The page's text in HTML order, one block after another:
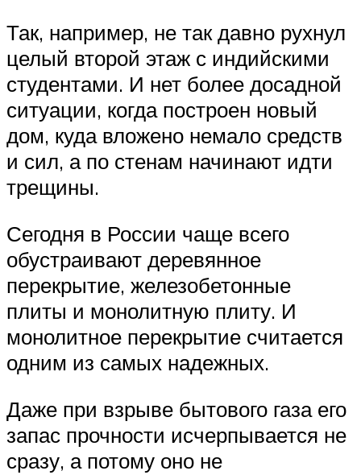
Так, например, не так давно рухнул
целый второй этаж с индийскими
студентами. И нет более досадной
ситуации, когда построен новый
дом, куда вложено немало средств
и сил, а по стенам начинают идти
трещины.
Сегодня в России чаще всего
обустраивают деревянное
перекрытие, железобетонные
плиты и монолитную плиту. И
монолитное перекрытие считается
одним из самых надежных.
Даже при взрыве бытового газа его
запас прочности исчерпывается не
сразу, а потому оно не